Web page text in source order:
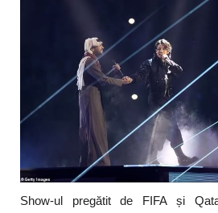
Show-ul pregătit de FIFA și